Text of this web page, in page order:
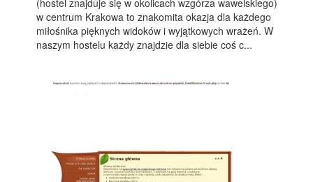
(hostel znajduje się w okolicach wzgórza wawelskiego)
w centrum Krakowa to znakomita okazja dla każdego
miłośnika pięknych widoków i wyjątkowych wrażeń. W
naszym hostelu każdy znajdzie dla siebie coś c...